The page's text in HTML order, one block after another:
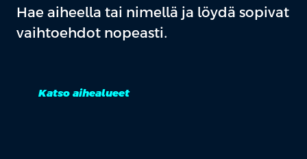
Hae aiheella tai nimellä ja löydä sopivat
vaihtoehdot nopeasti.
Katso aihealueet